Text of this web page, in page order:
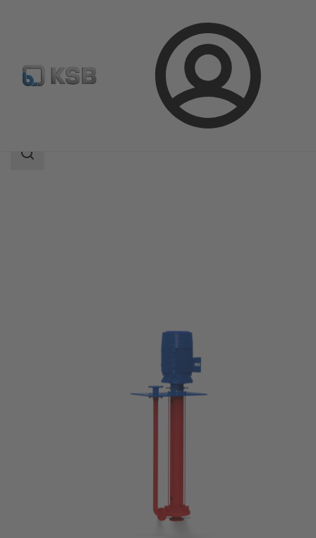
Prihlásenie
Katalóg produktov Etanorm V
Oblasť